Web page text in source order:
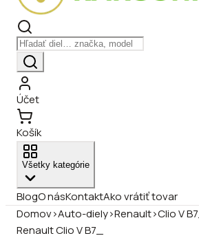
Účet
Košík
Všetky kategórie
BlogO násKontaktAko vrátiť tovar
Domov›Auto-diely›Renault›Clio V B7_
Renault Clio V B7_